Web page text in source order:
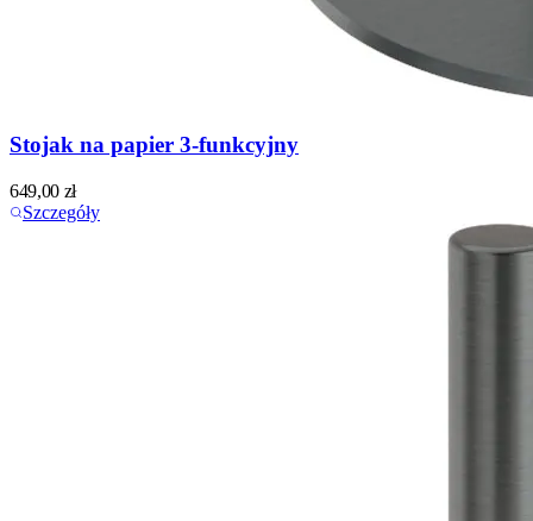
Stojak na papier 3-funkcyjny
649,00 zł
Szczegóły